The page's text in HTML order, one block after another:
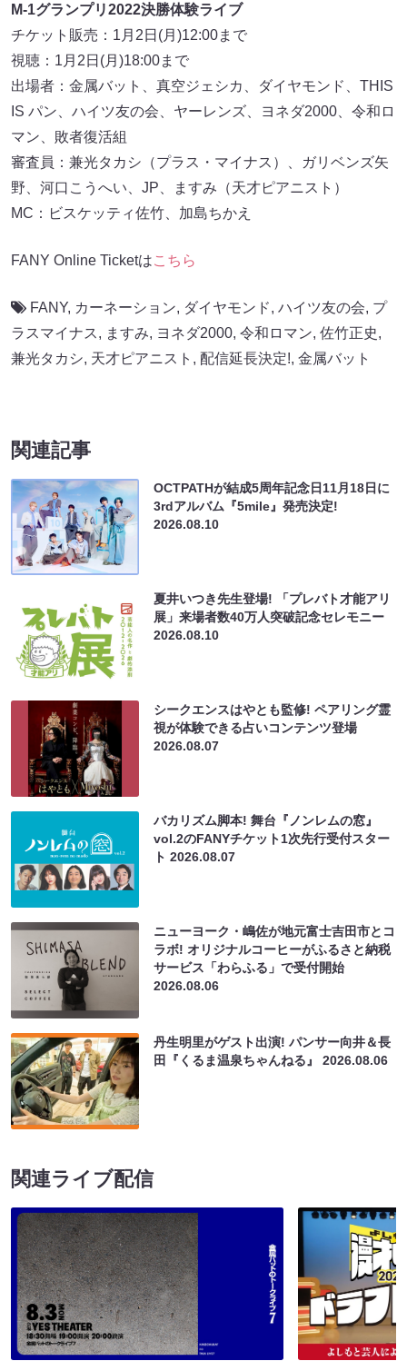
M-1グランプリ2022決勝体験ライブ
チケット販売：1月2日(月)12:00まで
視聴：1月2日(月)18:00まで
出場者：金属バット、真空ジェシカ、ダイヤモンド、THIS
IS パン、ハイツ友の会、ヤーレンズ、ヨネダ2000、令和ロ
マン、敗者復活組
審査員：兼光タカシ（プラス・マイナス）、ガリベンズ矢
野、河口こうへい、JP、ますみ（天才ピアニスト）
MC：ビスケッティ佐竹、加島ちかえ
FANY Online Ticketはこちら
FANY, カーネーション, ダイヤモンド, ハイツ友の会, プ
ラスマイナス, ますみ, ヨネダ2000, 令和ロマン, 佐竹正史,
兼光タカシ, 天才ピアニスト , 配信延長決定!, 金属バット
関連記事
OCTPATHが結成5周年記念日11月18日に
3rdアルバム『5mile』発売決定!
2026.08.10
夏井いつき先生登場! 「プレバト才能アリ
展」来場者数40万人突破記念セレモニー
2026.08.10
シークエンスはやとも監修! ペアリング霊
視が体験できる占いコンテンツ登場
2026.08.07
バカリズム脚本! 舞台『ノンレムの窓』
vol.2のFANYチケット1次先行受付スター
ト2026.08.07
ニューヨーク・嶋佐が地元富士吉田市とコ
ラボ! オリジナルコーヒーがふるさと納税
サービス「わらふる」で受付開始
2026.08.06
丹生明里がゲスト出演! パンサー向井＆長
田『くるま温泉ちゃんねる』2026.08.06
関連ライブ配信